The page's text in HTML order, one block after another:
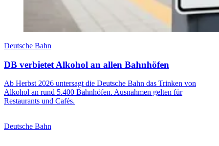
Deutsche Bahn
DB verbietet Alkohol an allen Bahnhöfen
Ab Herbst 2026 untersagt die Deutsche Bahn das Trinken von
Alkohol an rund 5.400 Bahnhöfen. Ausnahmen gelten für
Restaurants und Cafés.
Deutsche Bahn